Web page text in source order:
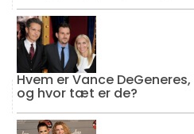
Hvem er Vance
og hvor tæt er de?